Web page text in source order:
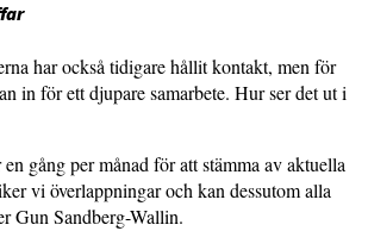
har också tidigare hållit kontakt, men för
in för ett djupare samarbete. Hur ser det ut i
gång per månad för att stämma av aktuella
vi överlappningar och kan dessutom alla
Gun Sandberg-Wallin.